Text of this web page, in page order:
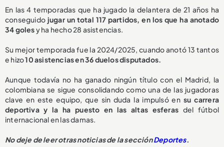
En las 4 temporadas que ha jugado la delantera de 21 años ha
conseguido jugar un total 117 partidos, en los que ha anotado
34 golesy ha hecho 28 asistencias.
Su mejor temporada fue la 2024/2025, cuando anotó 13 tantos
e hizo10 asistencias en 36 duelos disputados.
Aunque todavía no ha ganado ningún título con el Madrid, la
colombiana se sigue consolidando como una de las jugadoras
clave en este equipo, que sin duda la impulsó en su carrera
deportiva y la ha puesto en las altas esferas del fútbol
internacional en las damas.
No deje de leer otras noticias de la secciónDeportes.